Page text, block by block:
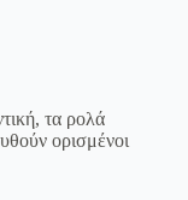
τα ρολά
ορισμένοι